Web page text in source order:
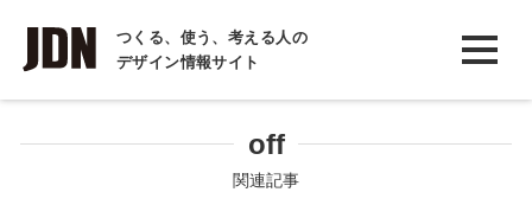
つくる、使う、考える人の
デザイン情報サイト
INTERVIEW
インタビュー
off
関連記事